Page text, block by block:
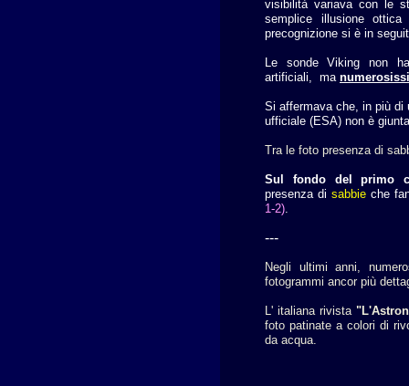
visibilità variava con le
semplice illusione
precognizione si è in
Le sonde Viking non
artificiali, ma
Si affermava che, in più di
ufficiale (ESA) non è
Tra le foto presenza di
Sul fondo del primo
presenza di sabbie che
1-2).
---
Negli ultimi anni,
fotogrammi ancor più
L' italiana rivista
foto patinate a colori di
da acqua.